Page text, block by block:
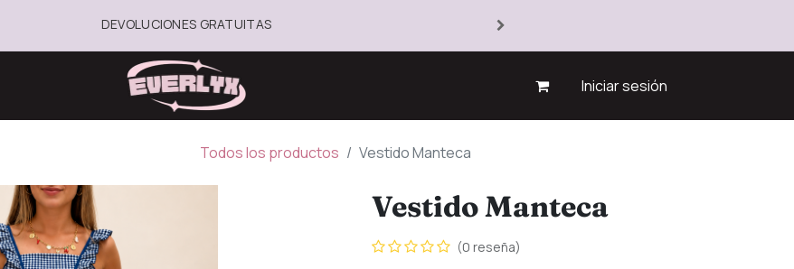
DEVOLUCIONES GRATUITAS
Iniciar sesión
Todos los productos Vestido Manteca
Vestido Manteca
(0 reseña)